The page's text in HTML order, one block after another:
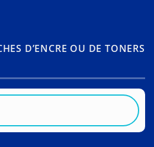
D’ENCRE OU DE TONERS